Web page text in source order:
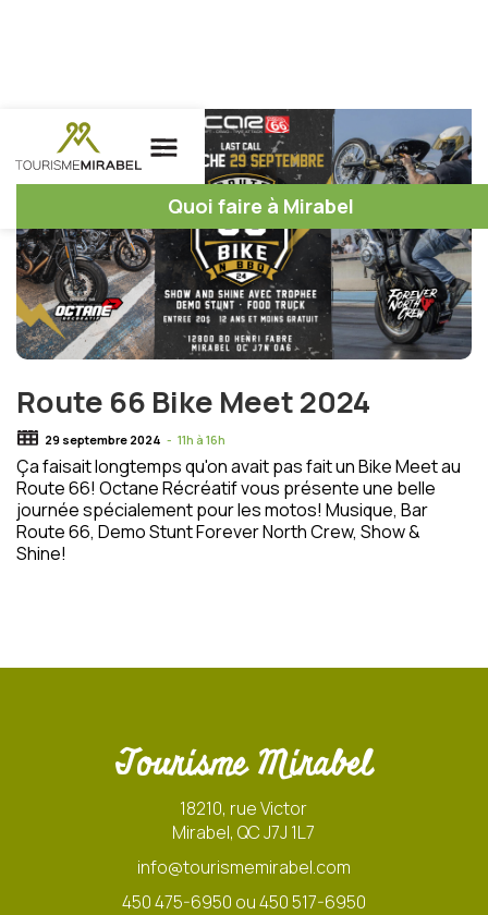
Quoi faire à Mirabel
Route 66 Bike Meet 2024
29 septembre 2024 - 11h à 16h
Ça faisait longtemps qu'on avait pas fait un Bike Meet au
Route 66! Octane Récréatif vous présente une belle
journée spécialement pour les motos! Musique, Bar
Route 66, Demo Stunt Forever North Crew, Show &
Shine!
Tourisme Mirabel
18210, rue Victor
Mirabel, QC J7J 1L7
info@tourismemirabel.com
450 475-6950 ou 450 517-6950